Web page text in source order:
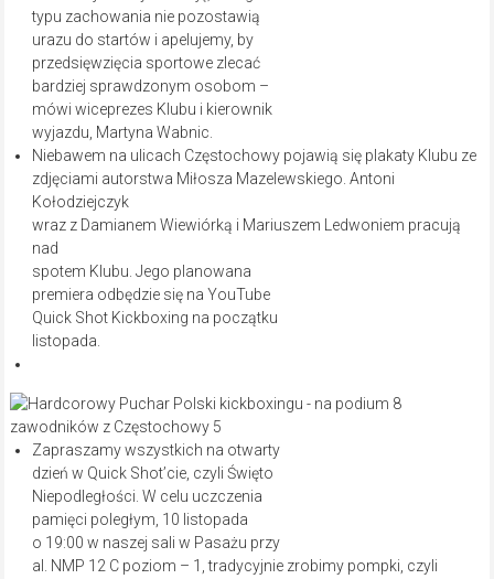
typu zachowania nie pozostawią
urazu do startów i apelujemy, by
przedsięwzięcia sportowe zlecać
bardziej sprawdzonym osobom –
mówi wiceprezes Klubu i kierownik
wyjazdu, Martyna Wabnic.
Niebawem na ulicach Częstochowy pojawią się plakaty Klubu ze
zdjęciami autorstwa Miłosza Mazelewskiego. Antoni
Kołodziejczyk
wraz z Damianem Wiewiórką i Mariuszem Ledwoniem pracują
nad
spotem Klubu. Jego planowana
premiera odbędzie się na YouTube
Quick Shot Kickboxing na początku
listopada.
Zapraszamy wszystkich na otwarty
dzień w Quick Shot’cie, czyli Święto
Niepodległości. W celu uczczenia
pamięci poległym, 10 listopada
o 19:00 w naszej sali w Pasażu przy
al. NMP 12 C poziom – 1, tradycyjnie zrobimy pompki, czyli